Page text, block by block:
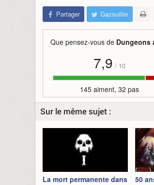
Partager Gazouiller
Que pensez-vous de Dungeons
7,9 / 10
145 aiment, 32 pas
Sur le même sujet :
La mort permanente dans
50